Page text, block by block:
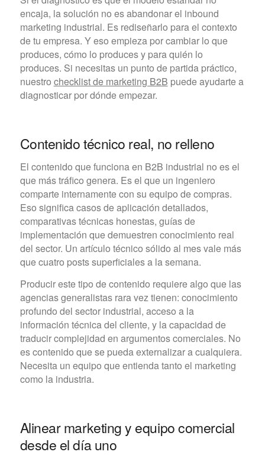
encaja, la solución no es abandonar el inbound
marketing industrial. Es rediseñarlo para el contexto
de tu empresa. Y eso empieza por cambiar lo que
produces, cómo lo produces y para quién lo
produces. Si necesitas un punto de partida práctico,
nuestro checklist de marketing B2B puede ayudarte a
diagnosticar por dónde empezar.
Contenido técnico real, no relleno
El contenido que funciona en B2B industrial no es el
que más tráfico genera. Es el que un ingeniero
comparte internamente con su equipo de compras.
Eso significa casos de aplicación detallados,
comparativas técnicas honestas, guías de
implementación que demuestren conocimiento real
del sector. Un artículo técnico sólido al mes vale más
que cuatro posts superficiales a la semana.
Producir este tipo de contenido requiere algo que las
agencias generalistas rara vez tienen: conocimiento
profundo del sector industrial, acceso a la
información técnica del cliente, y la capacidad de
traducir complejidad en argumentos comerciales. No
es contenido que se pueda externalizar a cualquiera.
Necesita un equipo que entienda tanto el marketing
como la industria.
Alinear marketing y equipo comercial
desde el día uno